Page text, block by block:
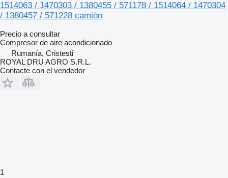
1514063 / 1470303 / 1380455 / 571178 / 1514064 / 1470304
/ 1380457 / 571228 camión
Precio a consultar
Compresor de aire acondicionado
Rumanía, Cristesti
ROYAL DRU AGRO S.R.L.
Contacte con el vendedor
1